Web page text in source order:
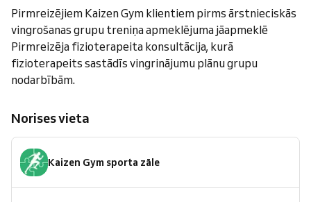
Pirmreizējiem Kaizen Gym klientiem pirms ārstnieciskās
vingrošanas grupu treniņa apmeklējuma jāapmeklē
Pirmreizēja fizioterapeita konsultācija, kurā
fizioterapeits sastādīs vingrinājumu plānu grupu
nodarbībām.
Norises vieta
Kaizen Gym sporta zāle